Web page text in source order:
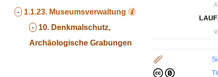
- 1.1.23. Museumsverwaltung
- 10. Denkmalschutz,
Archäologische Grabungen
∧
∨